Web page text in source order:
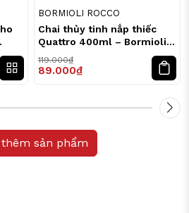
BORMIOLI ROCCO
Chai thủy tinh nắp thiếc
Quattro 400ml – Bormioli
119.000₫
89.000₫
thêm sản phẩm